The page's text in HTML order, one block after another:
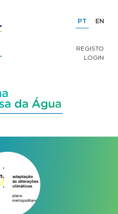
PT EN
REGISTO
LOGIN